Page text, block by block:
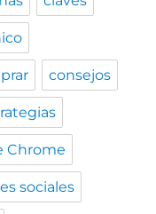
consejos
Chrome
sociales